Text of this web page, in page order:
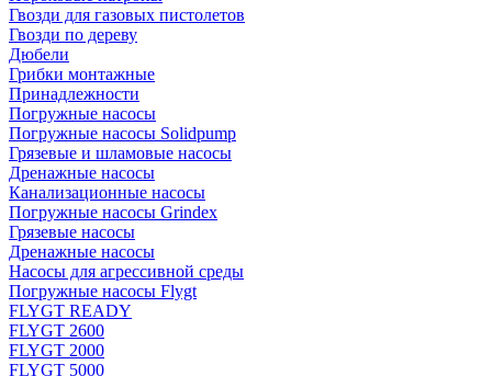
Гвозди для газовых пистолетов
Гвозди по дереву
Дюбели
Грибки монтажные
Принадлежности
Погружные насосы
Погружные насосы Solidpump
Грязевые и шламовые насосы
Дренажные насосы
Канализационные насосы
Погружные насосы Grindex
Грязевые насосы
Дренажные насосы
Насосы для агрессивной среды
Погружные насосы Flygt
FLYGT READY
FLYGT 2600
FLYGT 2000
FLYGT 5000